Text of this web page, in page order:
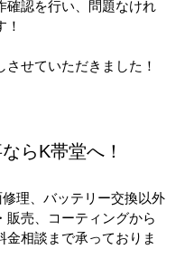
確認を行い、問題なけれ
！
させていただきました！
らK帯堂へ！
理、バッテリー交換以外
販売、コーティングから
金相談まで承っておりま